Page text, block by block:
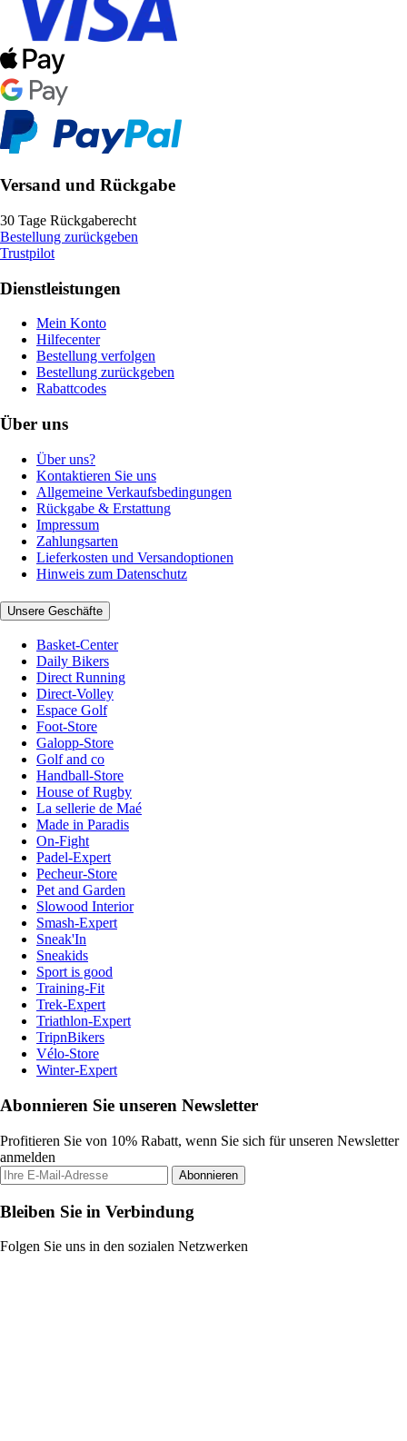
Versand und Rückgabe
30 Tage Rückgaberecht
Bestellung zurückgeben
Trustpilot
Dienstleistungen
Mein Konto
Hilfecenter
Bestellung verfolgen
Bestellung zurückgeben
Rabattcodes
Über uns
Über uns?
Kontaktieren Sie uns
Allgemeine Verkaufsbedingungen
Rückgabe & Erstattung
Impressum
Zahlungsarten
Lieferkosten und Versandoptionen
Hinweis zum Datenschutz
Unsere Geschäfte
Basket-Center
Daily Bikers
Direct Running
Direct-Volley
Espace Golf
Foot-Store
Galopp-Store
Golf and co
Handball-Store
House of Rugby
La sellerie de Maé
Made in Paradis
On-Fight
Padel-Expert
Pecheur-Store
Pet and Garden
Slowood Interior
Smash-Expert
Sneak'In
Sneakids
Sport is good
Training-Fit
Trek-Expert
Triathlon-Expert
TripnBikers
Vélo-Store
Winter-Expert
Abonnieren Sie unseren Newsletter
Profitieren Sie von 10% Rabatt, wenn Sie sich für unseren Newsletter
anmelden
Abonnieren
Bleiben Sie in Verbindung
Folgen Sie uns in den sozialen Netzwerken